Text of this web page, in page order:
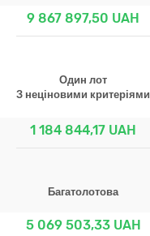
9 867 897,50 UAH
Один лот
З неціновими критеріями
1 184 844,17 UAH
Багатолотова
5 069 503,33 UAH